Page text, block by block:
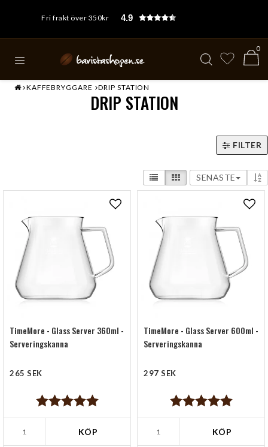
Fri frakt över 350kr 4.9
0
KAFFEBRYGGARE DRIP STATION
DRIP STATION
FILTER
SENASTE
Lägg till i favoritlistan
TimeMore - Glass Server 360ml -
Serveringskanna
265 SEK
Betyg:
5.0 utav 5 stjärnor
KÖP
TimeMore - Glass Server 600ml -
Serveringskanna
297 SEK
Betyg:
5.0 utav 5
KÖP